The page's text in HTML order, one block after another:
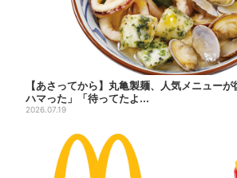
【あさってから】丸亀製麺、人気メニュー
ハマった」「待ってたよ...
2026.07.19